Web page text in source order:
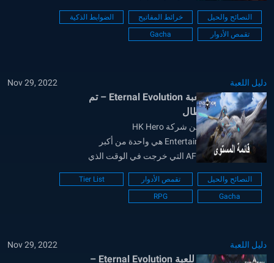
المجربة والحقيقية لهذا النوع ، إلا أنها لا تزال تجربة
ممتعة للغاية ، لا سيما أنها تتميز بإعدادات رائعة ،
والتي يتم التعبير عنها بقطع- حافة...
النصائح والحيل خرائط المفاتيح
الضوابط الذكية
تقمص الأدوار
Gacha
دليل اللعبة Nov 29, 2022
قائمة المستوى للعبة Eternal Evolution – تم
تصنيف أفضل الأبطال
Eternal Evolution من شركة HK Hero
Entertainment Co. ،Limited هي واحدة من أكبر
أنواع ألعاب AFK / IDLE التي خرجت في الوقت الذي
نودع فيه تقريبًا حتى عام 2022. مستوحاة من موضوع
الخيال السيبراني ، فإن Eternal Evolution لديها كل ما
قد يرغب به اللاعب العادي أو يطمح إليه في...
النصائح والحيل تقمص الأدوار
Tier List
Gacha
RPG
دليل اللعبة Nov 29, 2022
دليل إعادة التدوير للعبة Eternal Evolution –